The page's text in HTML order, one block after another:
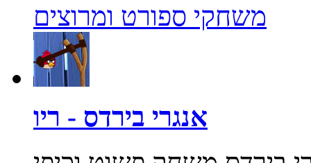
משחקי ספורט ומרוצים
אנגרי בירדס - ריו